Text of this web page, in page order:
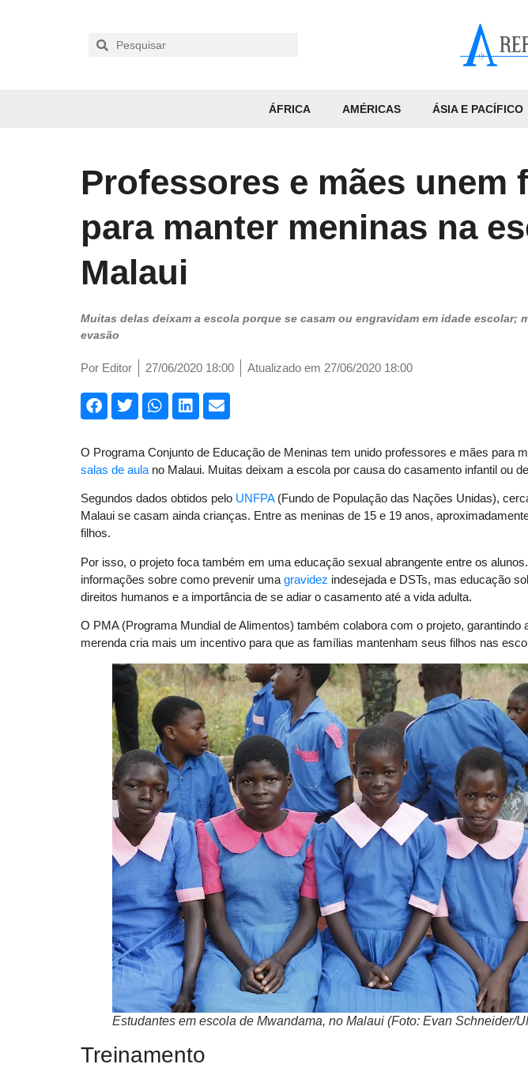
ÁFRICA AMÉRICAS ÁSIA E PACÍFICO
Professores e mães unem
para manter meninas na
Malaui
Muitas delas deixam a escola porque se casam ou engravidam em idade escolar;
evasão
Por Editor 27/06/2020 18:00 Atualizado em 27/06/2020 18:00
O Programa Conjunto de Educação de Meninas tem unido professores e mães para
salas de aula no Malaui. Muitas deixam a escola por causa do casamento infantil ou
Segundos dados obtidos pelo UNFPA(Fundo de População das Nações Unidas),
Malaui se casam ainda crianças. Entre as meninas de 15 e 19 anos,
filhos.
Por isso, o projeto foca também em uma educação sexual abrangente entre os
informações sobre como prevenir uma gravidez indesejada e DSTs, mas educação
direitos humanos e a importância de se adiar o casamento até a vida adulta.
O PMA (Programa Mundial de Alimentos) também colabora com o projeto, garantindo
merenda cria mais um incentivo para que as famílias mantenham seus filhos nas
Estudantes em escola de Mwandama, no Malaui (Foto: Evan Schneider/
Treinamento